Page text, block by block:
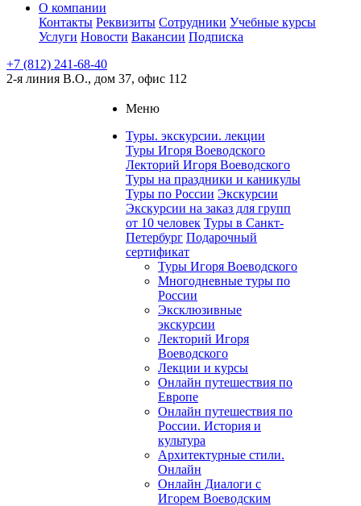
О компании
Контакты Реквизиты Сотрудники Учебные курсы
Услуги Новости Вакансии Подписка
+7 (812) 241-68-40
2-я линия В.О., дом 37, офис 112
Меню
Туры. экскурсии. лекции
Туры Игоря Воеводского
Лекторий Игоря Воеводского
Туры на праздники и каникулы
Туры по России Экскурсии
Экскурсии на заказ для групп
от 10 человек Туры в Санкт-
Петербург Подарочный
сертификат
Туры Игоря Воеводского
Многодневные туры по
России
Эксклюзивные
экскурсии
Лекторий Игоря
Воеводского
Лекции и курсы
Онлайн путешествия по
Европе
Онлайн путешествия по
России. История и
культура
Архитектурные стили.
Онлайн
Онлайн Диалоги с
Игорем Воеводским